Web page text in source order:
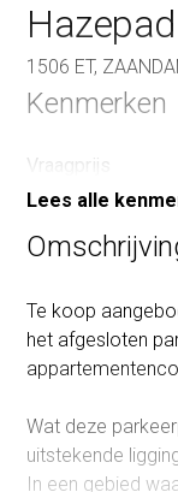
1506 ET,
Kenmerken
Vraagprijs
Lees alle
Te koop
het afgesloten
Wat deze
uitstekende
In een gebied